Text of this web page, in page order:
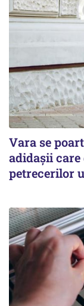
Vara se
adidașii
petrecerilor